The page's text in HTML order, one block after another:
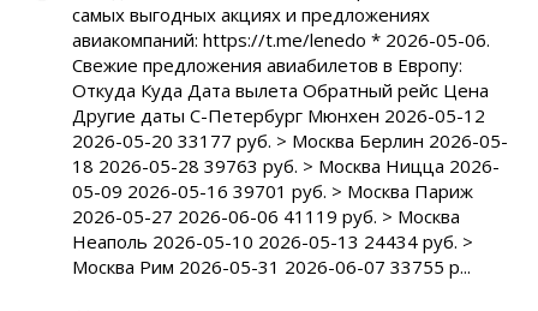
самых выгодных акциях и предложениях
авиакомпаний: https://t.me/lenedo * 2026-05-06.
Свежие предложения авиабилетов в Европу:
Откуда Куда Дата вылета Обратный рейс Цена
Другие даты С-Петербург Мюнхен 2026-05-12
2026-05-20 33177 руб. > Москва Берлин 2026-05-
18 2026-05-28 39763 руб. > Москва Ницца 2026-
05-09 2026-05-16 39701 руб. > Москва Париж
2026-05-27 2026-06-06 41119 руб. > Москва
Неаполь 2026-05-10 2026-05-13 24434 руб. >
Москва Рим 2026-05-31 2026-06-07 33755 р...